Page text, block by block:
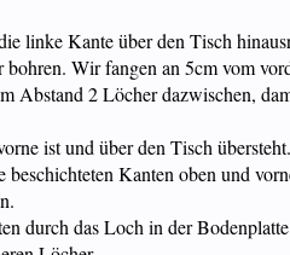
linke Kante über den Tisch
Wir fangen an 5cm vom
Abstand 2 Löcher dazwischen,
ist und über den Tisch übersteht.
Kanten oben und
durch das Loch in der